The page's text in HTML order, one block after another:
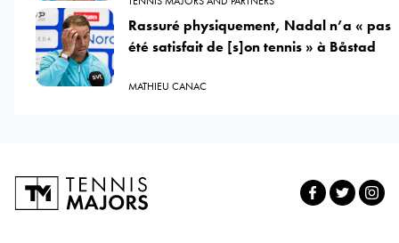
Rassuré physiquement, Nadal n’a « pas
été satisfait de [s]on tennis » à Båstad
MATHIEU CANAC